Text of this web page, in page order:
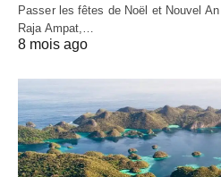
Passer les fêtes de Noël et Nouvel
Raja Ampat,…
8 mois ago